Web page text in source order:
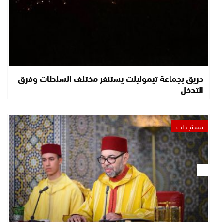
حريق بجماعة تيموليلت يستنفر مختلف السلطات وفرق
التدخل
مستجدات